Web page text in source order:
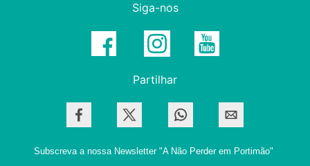
Siga-nos
Partilhar
Subscreva a nossa Newsletter "A Não Perder em Portimão"